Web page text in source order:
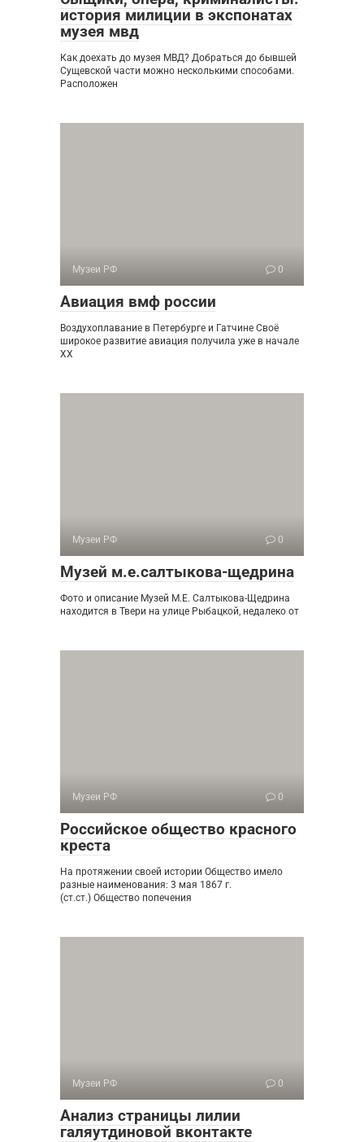
история милиции в экспонатах
музея мвд
Как доехать до музея МВД? Добраться до бывшей
Сущевской части можно несколькими способами.
Расположен
Музеи РФ 0
Авиация вмф россии
Воздухоплавание в Петербурге и Гатчине Своё
широкое развитие авиация получила уже в начале
XX
Музеи РФ 0
Музей м.е.салтыкова-щедрина
Фото и описание Музей М.Е. Салтыкова-Щедрина
находится в Твери на улице Рыбацкой, недалеко от
Музеи РФ 0
Российское общество красного
креста
На протяжении своей истории Общество имело
разные наименования: 3 мая 1867 г.
(ст.ст.) Общество попечения
Музеи РФ 0
Анализ страницы лилии
галяутдиновой вконтакте